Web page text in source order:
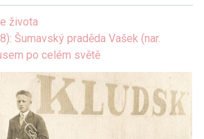
života
Šumavský praděda Vašek (nar.
po celém světě